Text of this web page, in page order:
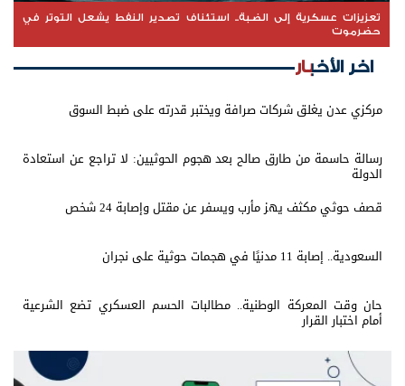
تعزيزات عسكرية إلى الضبة.. استئناف تصدير النفط يشعل التوتر في
حضرموت
اخر الأخبار
مركزي عدن يغلق شركات صرافة ويختبر قدرته على ضبط السوق
رسالة حاسمة من طارق صالح بعد هجوم الحوثيين: لا تراجع عن استعادة
الدولة
قصف حوثي مكثف يهز مأرب ويسفر عن مقتل وإصابة 24 شخص
السعودية.. إصابة 11 مدنيًا في هجمات حوثية على نجران
حان وقت المعركة الوطنية.. مطالبات الحسم العسكري تضع الشرعية
أمام اختبار القرار